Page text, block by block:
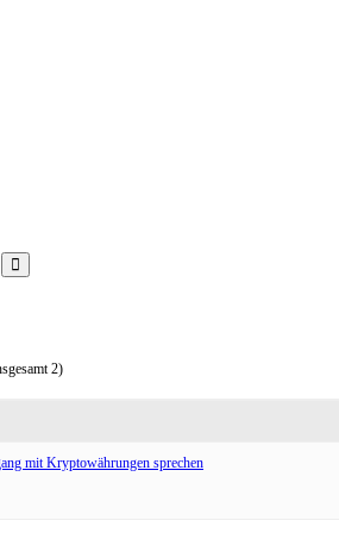
2)
mit Kryptowährungen sprechen